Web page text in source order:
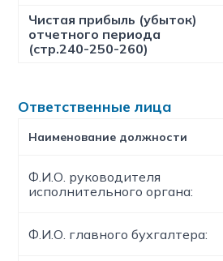
Чистая прибыль (убыток)
отчетного периода
(стр.240-250-260)
Ответственные лица
Наименование должности
Ф.И.О. руководителя
исполнительного органа:
Ф.И.О. главного бухгалтера: